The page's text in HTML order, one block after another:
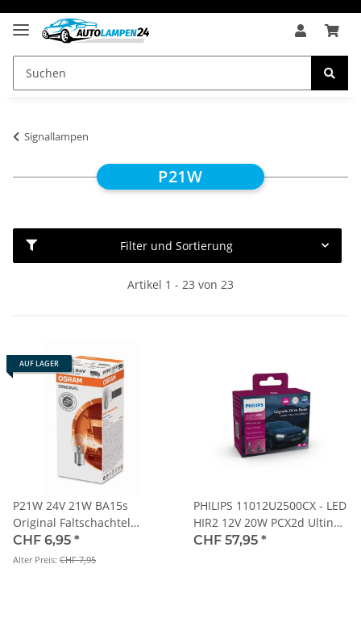
Signallampen
P21W
Filter und Sortierung
Artikel 1 - 23 von 23
AUF LAGER
P21W 24V 21W BA15s
Original Faltschachtel
OSRAM
CHF 6,95 *
Alter Preis: CHF 7,95
PHILIPS 11012U2500CX - LED
HIR2 12V 20W PCX2d Ultinon
Access 2500 6000K 2Stk. NO
CHF 57,95 *